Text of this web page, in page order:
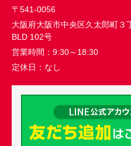
〒541-0056
大阪府大阪市中央区久太郎町３
BLD 102号
営業時間： 9:30～18:30
定休日： なし